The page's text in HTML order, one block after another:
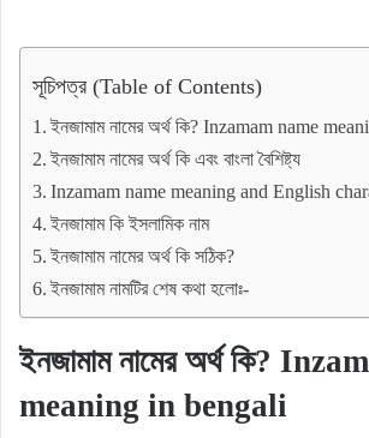
সূচিপত্র (Table of Contents)
ইনজামাম নামের অর্থ কি? Inzamam name
ইনজামাম নামের অর্থ কি এবং বাংলা বৈশিষ্ট্য
Inzamam name meaning and English
ইনজামাম কি ইসলামিক নাম
ইনজামাম নামের অর্থ কি সঠিক?
ইনজামাম নামটির শেষ কথা হলোঃ-
ইনজামাম নামের অর্থ কি?
meaning in bengali